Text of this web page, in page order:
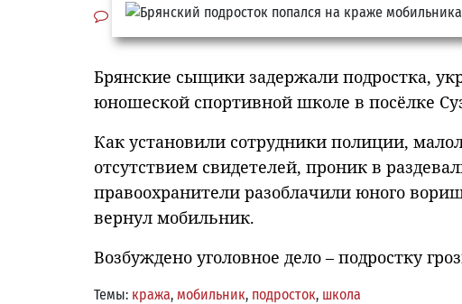
Брянские сыщики задержали подростка,
юношеской спортивной школе в посёлке
Как установили сотрудники полиции,
отсутствием свидетелей, проник в
правоохранители разоблачили юного
вернул мобильник.
Возбуждено уголовное дело – подростку
Темы: кража, мобильник, подросток, школа